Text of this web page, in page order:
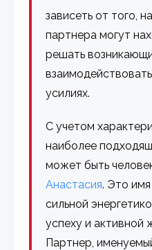
зависеть от того,
партнера могут
решать
усилиях.
С учетом
наиболее
может быть
Анастасия. Это
сильной
успеху и активной
Партнер,